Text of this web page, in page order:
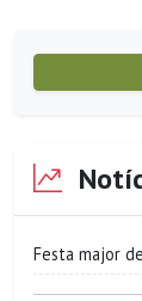
Festa major